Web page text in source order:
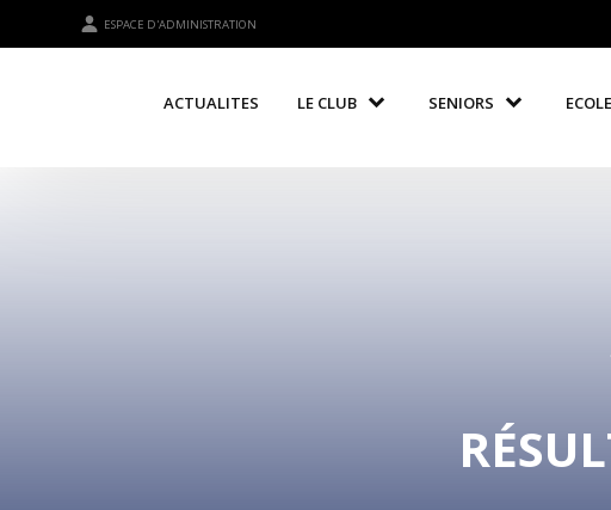
ESPACE D'ADMINISTRATION
ACTUALITES LE CLUB SENIORS